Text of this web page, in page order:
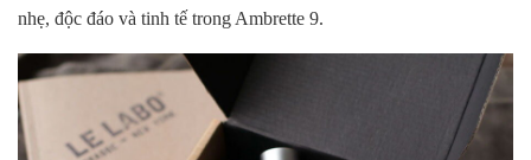
nhẹ, độc đáo và tinh tế trong Ambrette 9.